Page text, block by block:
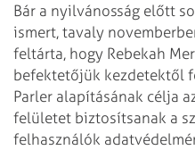
Bár a nyilvánosság előtt
ismert, tavaly
feltárta, hogy Rebekah
befektetőjük kezdetektől
Parler alapításának célja
felületet biztosítsanak a
felhasználók